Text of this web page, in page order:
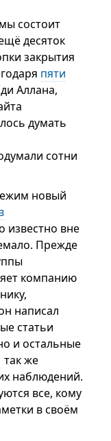
состоит
десяток
закрытия
пяти
Аллана,
думать
сотни
новый
известно вне
Прежде
компанию
написал
статьи
и остальные
так же
наблюдений.
все, кому
в своём